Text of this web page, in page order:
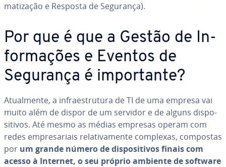
ma­ti­za­ção e Resposta de Segurança).
Por que é que a Gestão de In­
for­ma­ções e Eventos de
Segurança é im­por­tante?
Atu­al­mente, a in­fra­es­tru­tura de TI de uma empresa vai
muito além de dispor de um servidor e de alguns dis­po­
si­ti­vos. Até mesmo as médias empresas operam com
redes em­pre­sa­ri­ais re­la­ti­va­mente complexas, compostas
por um grande número de dis­po­si­ti­vos finais com
acesso à Internet, o seu próprio ambiente de software